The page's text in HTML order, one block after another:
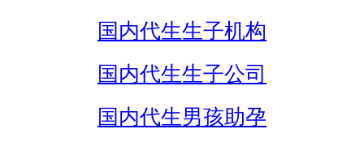
国内代生生子机构
国内代生生子公司
国内代生男孩助孕